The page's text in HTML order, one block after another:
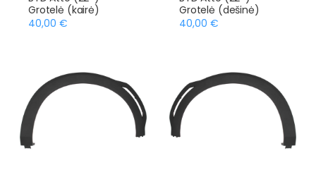
Grotelė (kairė)
40,00 €
Grotelė (dešinė)
40,00 €